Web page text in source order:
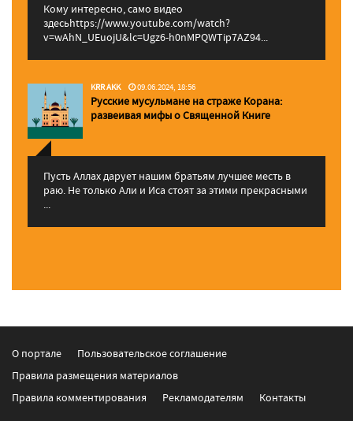
Кому интересно, само видео
здесьhttps://www.youtube.com/watch?
v=wAhN_UEuojU&lc=Ugz6-h0nMPQWTip7AZ94...
KRR AKK 09.06.2024, 18:56
Русские мусульмане на страже Корана:
pазвеивая мифы о Священной Книге
Пусть Аллах дарует нашим братьям лучшее месть в
раю. Не только Али и Иса стоят за этими прекрасными
...
О портале
Пользовательское соглашение
Правила размещения материалов
Правила комментирования
Рекламодателям Контакты